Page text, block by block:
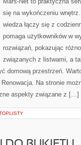
się na wykończeniu
wiedza łączy się z
pomaga użytkowników w
rozwiązań, pokazując
związanych z listwami, a
domową przestrzeń.
Na stronie
aspekty związane z […]